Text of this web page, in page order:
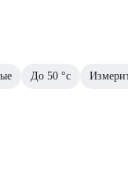
До 50 °с